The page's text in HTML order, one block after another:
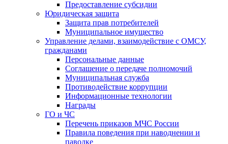
Предоставление субсидии
Юридическая защита
Защита прав потребителей
Муниципальное имущество
Управление делами, взаимодействие с ОМСУ,
гражданами
Персональные данные
Соглашение о передаче полномочий
Муниципальная служба
Противодействие коррупции
Информационные технологии
Награды
ГО и ЧС
Перечень приказов МЧС России
Правила поведения при наводнении и
паводке